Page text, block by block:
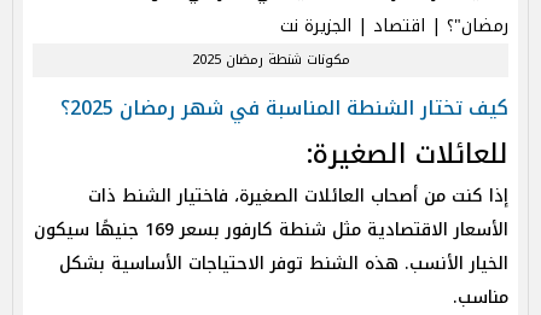
مكونات شنطة رمضان 2025
كيف تختار الشنطة المناسبة في شهر رمضان 2025؟
للعائلات الصغيرة:
إذا كنت من أصحاب العائلات الصغيرة، فاختيار الشنط ذات
الأسعار الاقتصادية مثل شنطة كارفور بسعر 169 جنيهًا سيكون
الخيار الأنسب. هذه الشنط توفر الاحتياجات الأساسية بشكل
مناسب.